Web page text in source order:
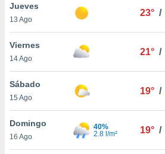
de
cookies
aceptar
Jueves
13 Ago
23° /
Viernes
14 Ago
21° /
Sábado
15 Ago
19° /
Domingo
16 Ago
40%
2.8 l/m²
19° /